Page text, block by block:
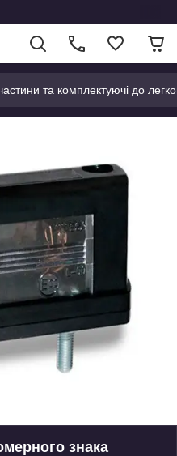
та комплектуючі до
знака